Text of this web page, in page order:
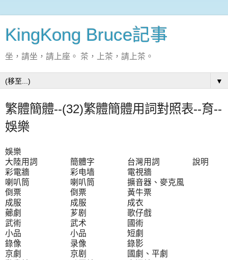
KingKong Bruce記事
坐，請坐，請上座。 茶，上茶，請上茶。
▼
繁體簡體--(32)繁體簡體用詞對照表--育--
娛樂
娛樂
大陸用詞 簡體字 台灣用詞 說明
彩電牆 彩电墙 電視牆
喇叭筒 喇叭筒 擴音器、麥克風
倒票 倒票 黃牛票
成服 成服 成衣
薌劇 芗剧 歌仔戲
武術 武术 國術
小品 小品 短劇
錄像 录像 錄影
京劇 京剧 國劇、平劇